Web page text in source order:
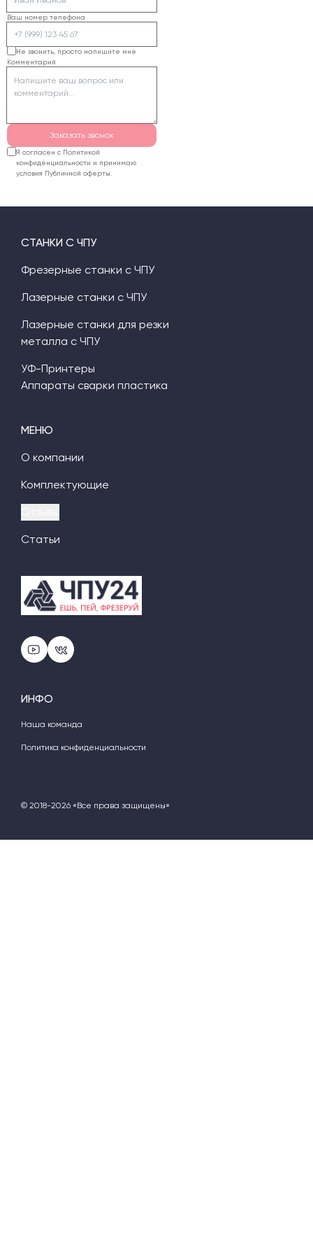
рабочее поле,
мощность трубки,
систему управления и
дополнительные опции.
Ваш номер телефона
Не звонить, просто напишите мне
Комментарий
Заказать звонок
Я согласен с Политикой
конфиденциальности и принимаю
условия Публичной оферты.
МЕНЮ
О компании
Комплектующие
Статьи
СТАНКИ С ЧПУ
Фрезерные станки с ЧПУ
Лазерные станки с ЧПУ
Лазерные станки для резки
металла с ЧПУ
УФ-Принтеры
Аппараты сварки пластика
ИНФО
Наша команда
Политика конфиденциальности
© 2018-2026 «Все права защищены»